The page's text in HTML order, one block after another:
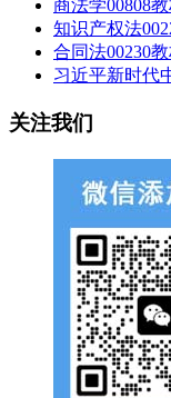
商法学00808
知识产权法
合同法00230
习近平新时代
关注我们